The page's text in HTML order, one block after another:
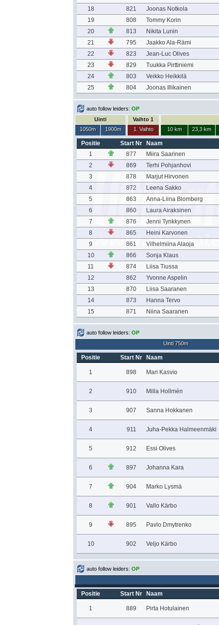
18
821
Joonas Notkola
19
808
Tommy Korin
20
813
Nikita Lunin
21
795
Jaakko Ala-Rämi
22
823
Jean-Luc Olives
23
829
Tuukka Pirttiniemi
24
803
Veikko Heikkilä
25
804 Joonas Illikainen
auto follow leiders: OP
Uinti
1050m
1900m
Vaihto 1
1. Vaihto
10 km 23,3 km
Positie Start Nr
Naam
1
877
Miira Saarinen
2
869
Terhi Pohjanhovi
3
878
Marjut Hirvonen
4
872
Leena Sakko
5
863
Anna-Liina Blomberg
6
860
Laura Airaksinen
7
876
Jenni Tynkkynen
8
865
Heini Karvonen
9
861
Vilhelmiina Alaoja
10
866
Sonja Klaus
11
874
Liisa Tiussa
12
862
Yvonne Aspelin
13
870
Liisa Saaranen
14
873
Hanna Tervo
15
871 Niina Saaranen
auto follow leiders: OP
Uinti 750m
Positie Start Nr Naam
1 898 Mari Kasvio
2 910 Milla Hollmén
3 907 Sanna Hokkanen
4 911 Juha-Pekka Halmeenmäki
5 912 Essi Olives
6 897 Johanna Kara
7 904 Marko Lysmä
8 901 Vallo Kärbo
9 895 Pavlo Dmytrenko
10 902 Veljo Kärbo
auto follow leiders: OP
Positie Start Nr Naam
1 889 Pirta Hotulainen